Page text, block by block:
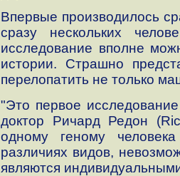
Впервые производилось
сразу нескольких
исследование вполне
истории. Страшно
перелопатить не только
"Это первое
доктор Ричард Редон
одному геному
различиях видов,
являются